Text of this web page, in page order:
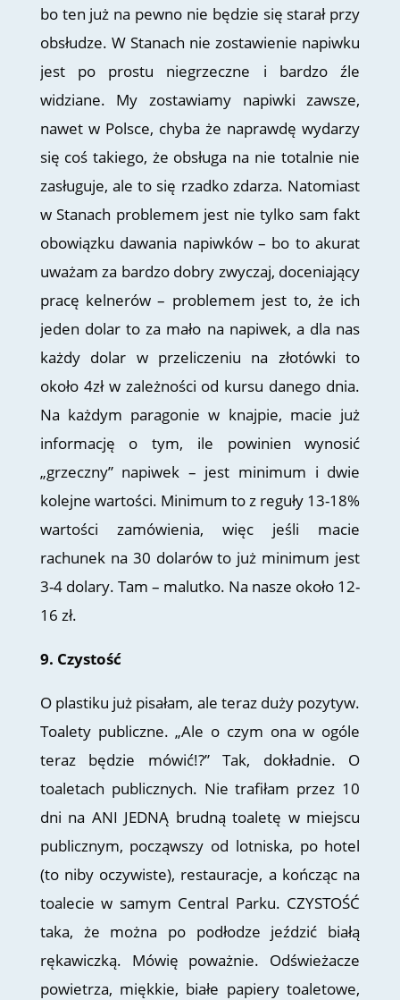
bo ten już na pewno nie będzie się starał przy
obsłudze. W Stanach nie zostawienie napiwku
jest po prostu niegrzeczne i bardzo źle
widziane. My zostawiamy napiwki zawsze,
nawet w Polsce, chyba że naprawdę wydarzy
się coś takiego, że obsługa na nie totalnie nie
zasługuje, ale to się rzadko zdarza. Natomiast
w Stanach problemem jest nie tylko sam fakt
obowiązku dawania napiwków – bo to akurat
uważam za bardzo dobry zwyczaj, doceniający
pracę kelnerów – problemem jest to, że ich
jeden dolar to za mało na napiwek, a dla nas
każdy dolar w przeliczeniu na złotówki to
około 4zł w zależności od kursu danego dnia.
Na każdym paragonie w knajpie, macie już
informację o tym, ile powinien wynosić
„grzeczny” napiwek – jest minimum i dwie
kolejne wartości. Minimum to z reguły 13-18%
wartości zamówienia, więc jeśli macie
rachunek na 30 dolarów to już minimum jest
3-4 dolary. Tam – malutko. Na nasze około 12-
16 zł.
9. Czystość
O plastiku już pisałam, ale teraz duży pozytyw.
Toalety publiczne. „Ale o czym ona w ogóle
teraz będzie mówić!?” Tak, dokładnie. O
toaletach publicznych. Nie trafiłam przez 10
dni na ANI JEDNĄ brudną toaletę w miejscu
publicznym, począwszy od lotniska, po hotel
(to niby oczywiste), restauracje, a kończąc na
toalecie w samym Central Parku. CZYSTOŚĆ
taka, że można po podłodze jeździć białą
rękawiczką. Mówię poważnie. Odświeżacze
powietrza, miękkie, białe papiery toaletowe,